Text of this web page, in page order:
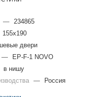
—
234865
155x190
двери
—
EP-F-1 NOVO
в нишу
— Россия